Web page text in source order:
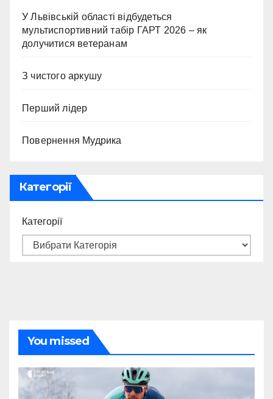
У Львівській області відбудеться
мультиспортивний табір ГАРТ 2026 – як
долучитися ветеранам
З чистого аркушу
Перший лідер
Повернення Мудрика
Категорії
Категорії
You missed